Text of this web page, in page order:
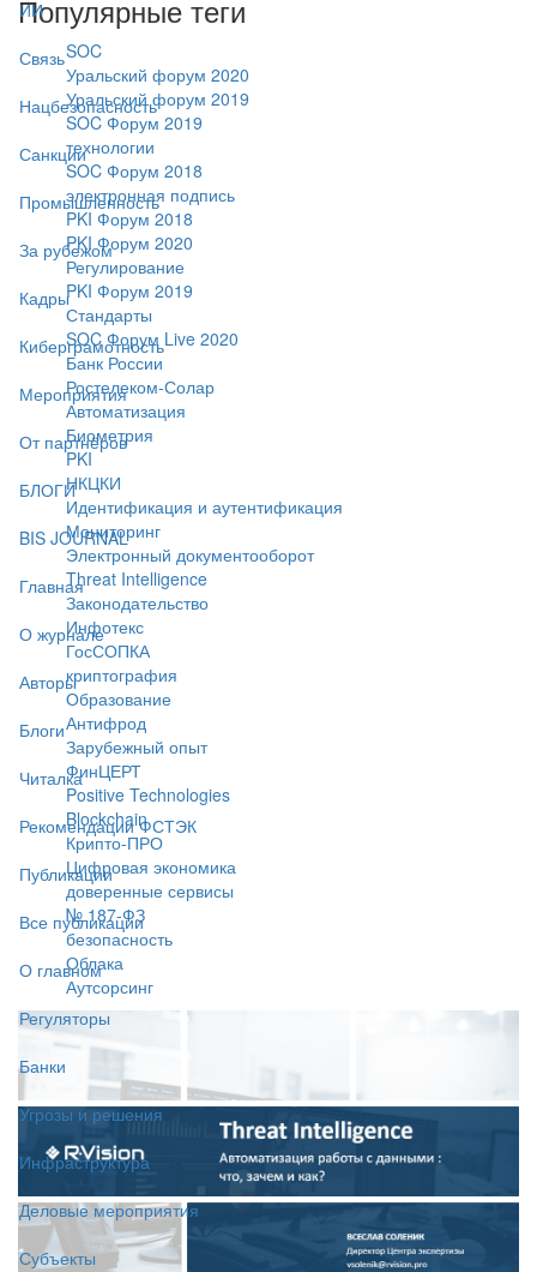
ИИ
Связь
Нацбезопасность
Санкции
Промышленность
За рубежом
Кадры
Киберграмотность
Мероприятия
От партнёров
БЛОГИ
BIS JOURNAL
Главная
О журнале
Авторы
Блоги
Читалка
Рекомендации ФСТЭК
Публикации
Все публикации
О главном
Регуляторы
Банки
Угрозы и решения
Инфраструктура
Деловые мероприятия
Субъекты
Популярные теги
SOC
Уральский форум 2020
Уральский форум 2019
SOC Форум 2019
технологии
SOC Форум 2018
электронная подпись
PKI Форум 2018
PKI Форум 2020
Регулирование
PKI Форум 2019
Стандарты
SOC Форум Live 2020
Банк России
Ростелеком-Солар
Автоматизация
Биометрия
PKI
НКЦКИ
Идентификация и аутентификация
Мониторинг
Электронный документооборот
Threat Intelligence
Законодательство
Инфотекс
ГосСОПКА
криптография
Образование
Антифрод
Зарубежный опыт
ФинЦЕРТ
Positive Technologies
Blockchain
Крипто-ПРО
Цифровая экономика
доверенные сервисы
№ 187-ФЗ
безопасность
Облака
Аутсорсинг